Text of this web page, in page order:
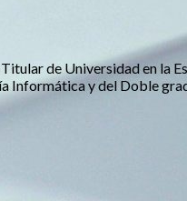
de Universidad en la
Informática y del Doble